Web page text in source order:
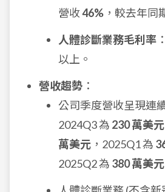
營收46% ，較去年同
人體診斷業務毛利率
以上。
營收趨勢 ：
公司季度營收呈現連
2024Q3 為 230 萬美元
萬美元 ，2025Q1 為
2025Q2 為 380 萬美元